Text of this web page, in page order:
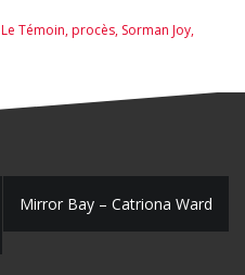
Le Témoin,procès, Sorman Joy,
Mirror Bay – Catriona Ward